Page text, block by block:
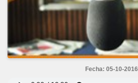
Fecha: 05-10-2016